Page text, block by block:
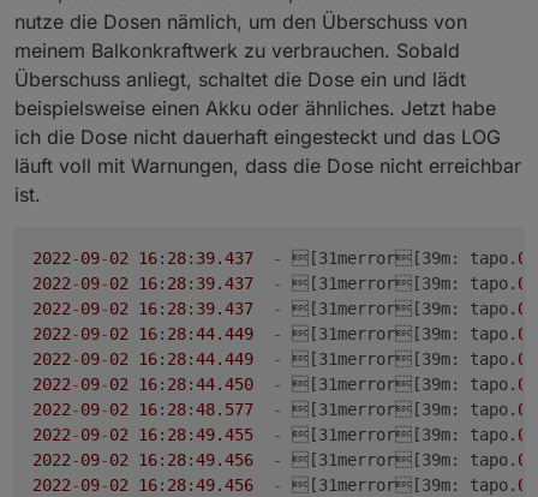
nutze die Dosen nämlich, um den Überschuss von
meinem Balkonkraftwerk zu verbrauchen. Sobald
Überschuss anliegt, schaltet die Dose ein und lädt
beispielsweise einen Akku oder ähnliches. Jetzt habe
ich die Dose nicht dauerhaft eingesteckt und das LOG
läuft voll mit Warnungen, dass die Dose nicht erreichbar
ist.
2022-09-02 16: 28: 39.437 - [31merror[39m: tapo. 0
2022-09-02 16: 28: 39.437 - [31merror[39m: tapo. 0
2022-09-02 16: 28: 39.437 - [31merror[39m: tapo. 0
2022-09-02 16: 28:44.449 - [31merror[39m: tapo. 0
2022-09-02 16: 28:44.449 - [31merror[39m: tapo. 0
2022-09-02 16: 28:44.450 - [31merror[39m: tapo. 0
2022-09-02 16: 28:48.577 - [31merror[39m: tapo. 0
2022-09-02 16: 28:49.455 - [31merror[39m: tapo. 0
2022-09-02 16: 28:49.456 - [31merror[39m: tapo. 0
2022-09-02 16: 28:49.456 - [31merror[39m: tapo. 0